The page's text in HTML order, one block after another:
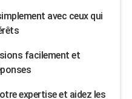
avec ceux qui
facilement et
expertise et aidez les